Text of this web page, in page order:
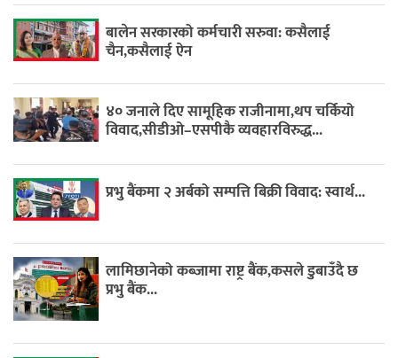
बालेन सरकारको कर्मचारी सरुवा: कसैलाई
चैन,कसैलाई ऐन
४० जनाले दिए सामूहिक राजीनामा,थप चर्कियो
विवाद,सीडीओ–एसपीकै व्यवहारविरुद्ध...
प्रभु बैंकमा २ अर्बको सम्पत्ति बिक्री विवाद: स्वार्थ...
लामिछानेको कब्जामा राष्ट्र बैंक,कसले डुबाउँदै छ
प्रभु बैंक...